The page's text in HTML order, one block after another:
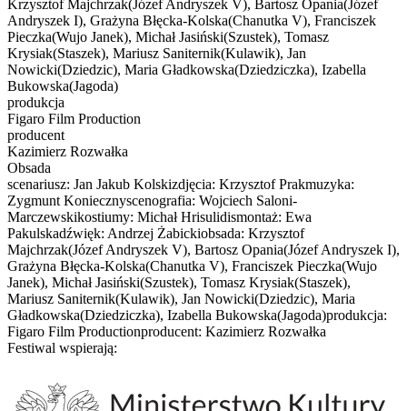
Krzysztof Majchrzak(Józef Andryszek V), Bartosz Opania(Józef
Andryszek I), Grażyna Błęcka-Kolska(Chanutka V), Franciszek
Pieczka(Wujo Janek), Michał Jasiński(Szustek), Tomasz
Krysiak(Staszek), Mariusz Saniternik(Kulawik), Jan
Nowicki(Dziedzic), Maria Gładkowska(Dziedziczka), Izabella
Bukowska(Jagoda)
produkcja
Figaro Film Production
producent
Kazimierz Rozwałka
Obsada
scenariusz: Jan Jakub Kolskizdjęcia: Krzysztof Prakmuzyka:
Zygmunt Koniecznyscenografia: Wojciech Saloni-
Marczewskikostiumy: Michał Hrisulidismontaż: Ewa
Pakulskadźwięk: Andrzej Żabickiobsada: Krzysztof
Majchrzak(Józef Andryszek V), Bartosz Opania(Józef Andryszek I),
Grażyna Błęcka-Kolska(Chanutka V), Franciszek Pieczka(Wujo
Janek), Michał Jasiński(Szustek), Tomasz Krysiak(Staszek),
Mariusz Saniternik(Kulawik), Jan Nowicki(Dziedzic), Maria
Gładkowska(Dziedziczka), Izabella Bukowska(Jagoda)produkcja:
Figaro Film Productionproducent: Kazimierz Rozwałka
Festiwal wspierają: